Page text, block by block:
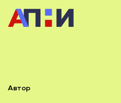
Автор